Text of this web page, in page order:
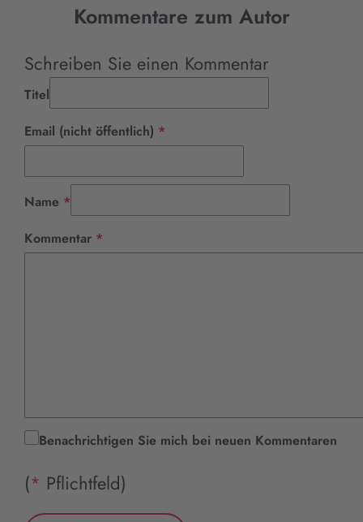
Kommentare zum Autor
Schreiben Sie einen Kommentar
Titel
Email (nicht öffentlich) *
Name *
Kommentar *
Benachrichtigen Sie mich bei neuen Kommentaren
(* Pflichtfeld)